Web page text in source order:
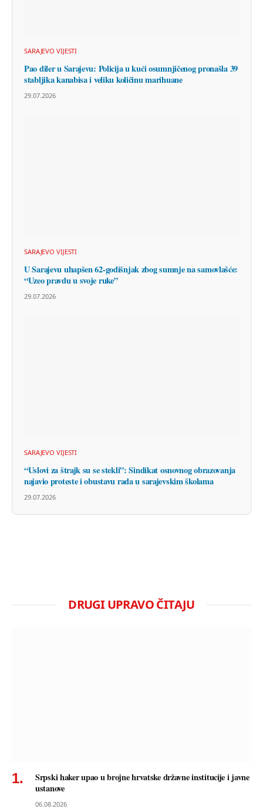
SARAJEVO VIJESTI
Pao diler u Sarajevu: Policija u kući osumnjičenog pronašla 39
stabljika kanabisa i veliku količinu marihuane
29.07.2026
SARAJEVO VIJESTI
U Sarajevu uhapšen 62-godišnjak zbog sumnje na samovlašće:
“Uzeo pravdu u svoje ruke”
29.07.2026
SARAJEVO VIJESTI
“Uslovi za štrajk su se stekli”: Sindikat osnovnog obrazovanja
najavio proteste i obustavu rada u sarajevskim školama
29.07.2026
DRUGI UPRAVO ČITAJU
Srpski haker upao u brojne hrvatske državne institucije i javne
ustanove
06.08.2026